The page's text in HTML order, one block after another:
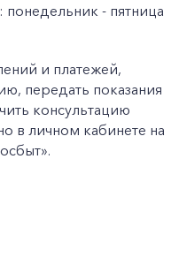
- пятница
и платежей,
передать показания
консультацию
в личном кабинете на